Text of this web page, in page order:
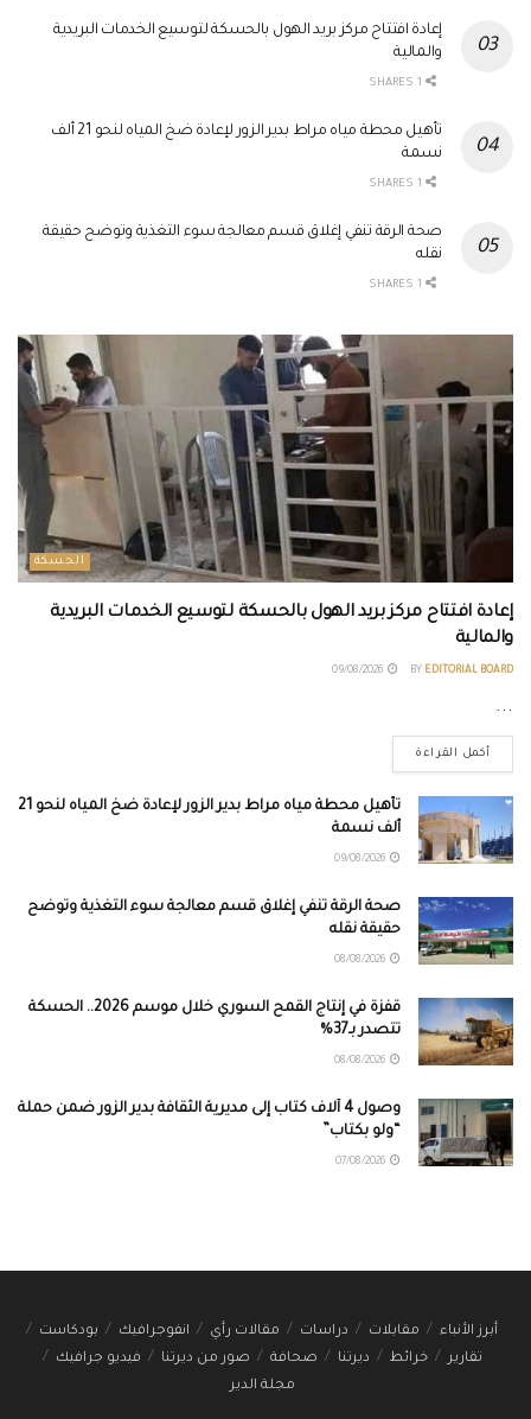
إعادة افتتاح مركز بريد الهول بالحسكة لتوسيع الخدمات البريدية
والمالية
تأهيل محطة مياه مراط بدير الزور لإعادة ضخ المياه لنحو 21 ألف
نسمة
صحة الرقة تنفي إغلاق قسم معالجة سوء التغذية وتوضح حقيقة
نقله
الحسكة
إعادة افتتاح مركز بريد الهول بالحسكة لتوسيع الخدمات البريدية
والمالية
BY EDITORIAL BOARD
...
أكمل القراءة
تأهيل محطة مياه مراط بدير الزور لإعادة ضخ المياه لنحو 21
ألف نسمة
صحة الرقة تنفي إغلاق قسم معالجة سوء التغذية وتوضح
حقيقة نقله
قفزة في إنتاج القمح السوري خلال موسم 2026.. الحسكة
تتصدر بـ37%
وصول 4 آلاف كتاب إلى مديرية الثقافة بدير الزور ضمن حملة
“ولو بكتاب”
أبرز الأنباء مقابلات دراسات مقالات رأي انفوجرافيك
بودكاست
تقارير
خرائط ديرتنا صحافة صور من ديرتنا
فيديو جرافيك
مجلة الدير